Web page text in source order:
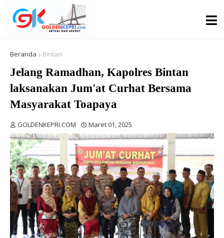
Beranda Bintan
Jelang Ramadhan, Kapolres Bintan
laksanakan Jum'at Curhat Bersama
Masyarakat Toapaya
GOLDENKEPRI.COM Maret 01, 2025